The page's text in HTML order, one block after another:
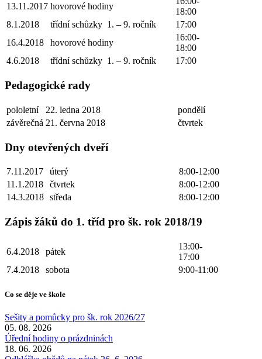
13.11.2017 hovorové hodiny
18:00
8.1.2018
třídní schůzky 1. – 9. ročník
17:00
16.4.2018
hovorové hodiny
16:00-
18:00
4.6.2018
třídní schůzky 1. – 9. ročník 17:00
Pedagogické rady
pololetní 22. ledna 2018
pondělí
závěrečná 21. června 2018 čtvrtek
Dny otevřených dveří
7.11.2017 úterý
8:00-12:00
11.1.2018
čtvrtek
8:00-12:00
14.3.2018 středa 8:00-12:00
Zápis žáků do 1. tříd pro šk. rok 2018/19
6.4.2018 pátek
13:00-
17:00
7.4.2018
sobota 9:00-11:00
Co se děje ve škole
Sešity a pomůcky pro šk. rok 2026/27
05. 08. 2026
Úřední hodiny o prázdninách
18. 06. 2026